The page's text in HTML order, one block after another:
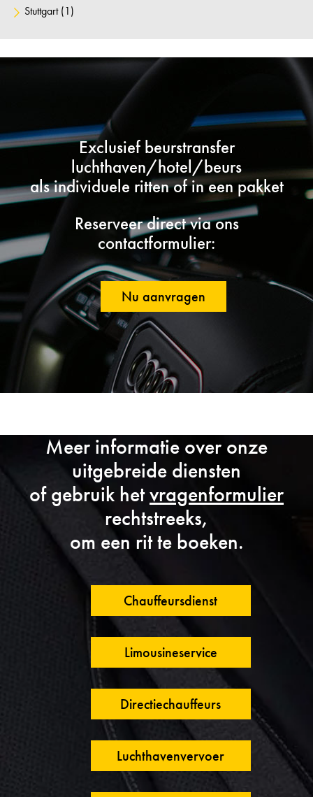
Stuttgart(1)
Exclusief beurstransfer
luchthaven/hotel/beurs
als individuele ritten of in een pakket
Reserveer direct via ons
contactformulier:
Nu aanvragen
Meer informatie over onze
uitgebreide diensten
of gebruik hetvragenformulier
rechtstreeks,
om een rit te boeken.
Chauffeursdienst
Limousineservice
Directiechauffeurs
Luchthavenvervoer